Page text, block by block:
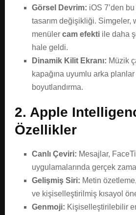
Görsel Devrim: iOS 7’den
tasarım değişikliği. Simgeler,
menüler cam efekti ile daha
hale geldi.
Dinamik Kilit Ekranı: Müzik
kapağına uyumlu arka
boyutlandırma.
2. Apple
Özellikler
Canlı Çeviri: Mesajlar,
uygulamalarında gerçek
Gelişmiş Siri: Metin
ve kişiselleştirilmiş kısayol
Genmoji: Kişiselleştirilebilir